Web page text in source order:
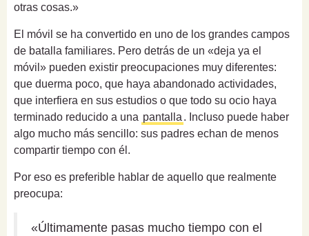
otras cosas.»
El móvil se ha convertido en uno de los grandes campos
de batalla familiares. Pero detrás de un «deja ya el
móvil» pueden existir preocupaciones muy diferentes:
que duerma poco, que haya abandonado actividades,
que interfiera en sus estudios o que todo su ocio haya
terminado reducido a una pantalla . Incluso puede haber
algo mucho más sencillo: sus padres echan de menos
compartir tiempo con él.
Por eso es preferible hablar de aquello que realmente
preocupa:
«Últimamente pasas mucho tiempo con el